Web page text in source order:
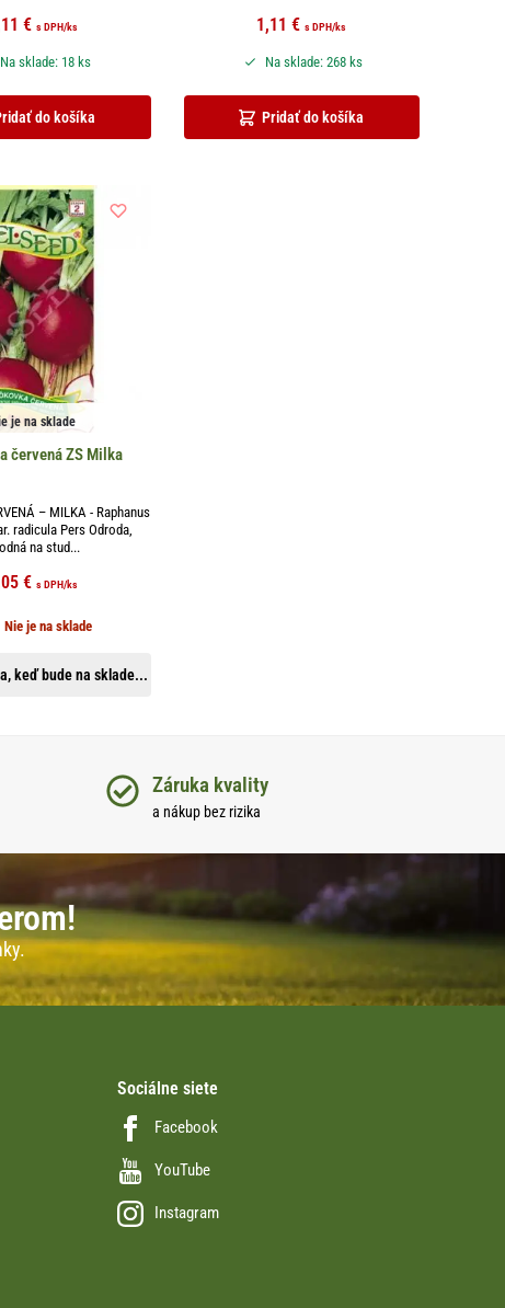
€ s DPH/ks
do košíka
Na sklade: 18 ks
1,11€ s DPH/ks
Pridať do košíka
Na sklade: 268 ks
je na sklade
červená ZS Milka
– MILKA - Raphanus
radicula Pers Odroda,
na stud...
€ s DPH/ks
keď bude na sklade...
Nie je na sklade
Záruka kvality
a nákup bez rizika
Sociálne siete
Facebook
YouTube
Instagram